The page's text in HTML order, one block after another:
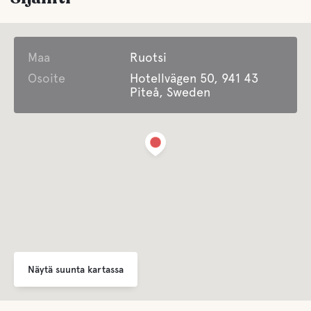
Huoneita/Palveluja liikuntarajoitteisille
Tarjoamme suuren viihdeohjelman
LIFEPAK defibrillaattori
Jätehuolto
Maa
Ruotsi
Osoite
Hotellvägen 50, 941 43
Piteå, Sweden
Näytä suunta kartassa